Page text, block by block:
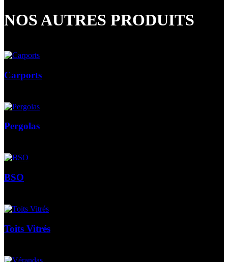
NOS AUTRES PRODUITS
Carports
Pergolas
BSO
Toits Vitrés